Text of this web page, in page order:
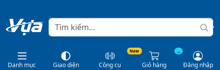
Danh mục Giao diện
New
Công cụ
...
Giỏ hàng
Đăng nhập